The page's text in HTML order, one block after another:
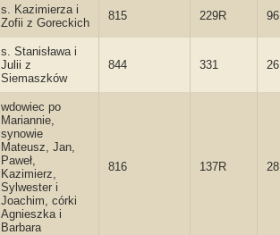
s. Kazimierza i
Zofii z Goreckich
815 229R 96
s. Stanisława i
Julii z
Siemaszków
844 331 26
wdowiec po
Mariannie,
synowie
Mateusz, Jan,
Paweł,
Kazimierz,
Sylwester i
Joachim, córki
Agnieszka i
Barbara
816 137R 28